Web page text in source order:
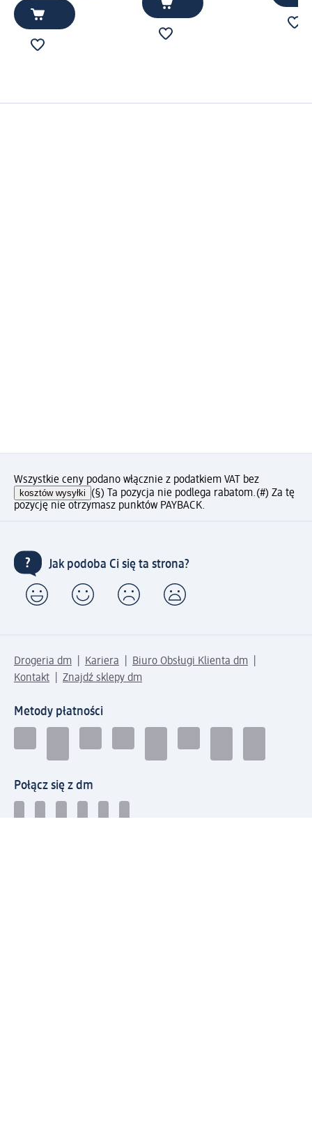
Wszystkie ceny podano włącznie z podatkiem VAT bez
kosztów wysyłki (§) Ta pozycja nie podlega rabatom.(#) Za tę
pozycję nie otrzymasz punktów PAYBACK.
Jak podoba Ci się ta strona?
Drogeria dm Kariera
Biuro Obsługi Klienta dm
Kontakt
Znajdź sklepy dm
Metody płatności
Połącz się z dm